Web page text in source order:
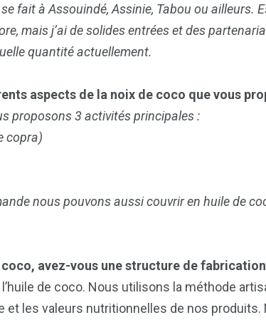
fait à Assouindé, Assinie, Tabou ou ailleurs.
mais j’ai de solides entrées et des
quantité actuellement.
aspects de la noix de coco que vous
proposons 3 activités principales :
copra)
nous pouvons aussi couvrir en huile de
coco, avez-vous une structure de
de coco. Nous utilisons la méthode
et les valeurs nutritionnelles de nos produits.
Weekend Break